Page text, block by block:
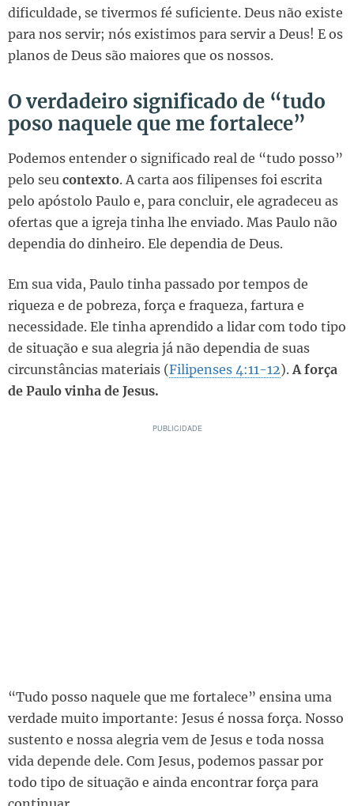
dificuldade, se tivermos fé suficiente. Deus não existe
para nos servir; nós existimos para servir a Deus! E os
planos de Deus são maiores que os nossos.
O verdadeiro significado de “tudo
poso naquele que me fortalece”
Podemos entender o significado real de “tudo posso”
pelo seu contexto. A carta aos filipenses foi escrita
pelo apóstolo Paulo e, para concluir, ele agradeceu as
ofertas que a igreja tinha lhe enviado. Mas Paulo não
dependia do dinheiro. Ele dependia de Deus.
Em sua vida, Paulo tinha passado por tempos de
riqueza e de pobreza, força e fraqueza, fartura e
necessidade. Ele tinha aprendido a lidar com todo tipo
de situação e sua alegria já não dependia de suas
circunstâncias materiais (Filipenses 4:11-12). A força
de Paulo vinha de Jesus.
“Tudo posso naquele que me fortalece” ensina uma
verdade muito importante: Jesus é nossa força. Nosso
sustento e nossa alegria vem de Jesus e toda nossa
vida depende dele. Com Jesus, podemos passar por
todo tipo de situação e ainda encontrar força para